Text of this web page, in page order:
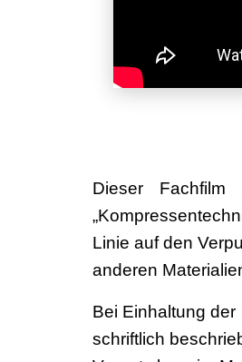
Dieser
Linie auf den
anderen
Bei Einhaltung
schriftlich